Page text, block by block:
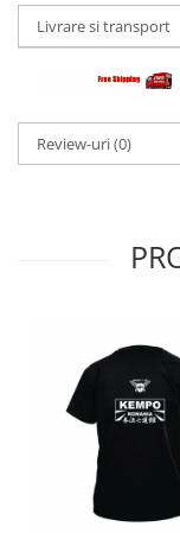
Livrare si transport
Review-uri(0)